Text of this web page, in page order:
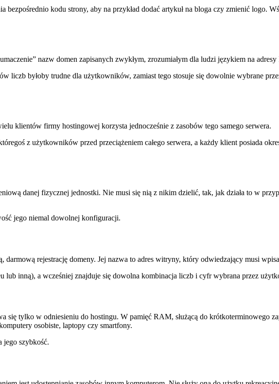
kodu strony, aby na przykład dodać artykuł na bloga czy zmienić logo.
nazw domen zapisanych zwykłym, zrozumiałym dla ludzi językiem na adresy
liczb byłoby trudne dla użytkowników, zamiast tego stosuje się dowolnie wybrane
klientów firmy hostingowej korzysta jednocześnie z zasobów tego samego serwera.
z użytkowników przed przeciążeniem całego serwera, a każdy klient posiada
danej fizycznej jednostki. Nie musi się nią z nikim dzielić, tak, jak działa to w
jego niemal dowolnej konfiguracji.
rejestrację domeny. Jej nazwa to adres witryny, który odwiedzający musi
lub inną), a wcześniej znajduje się dowolna kombinacja liczb i cyfr wybrana przez
się tylko w odniesieniu do hostingu. W pamięć RAM, służącą do krótkoterminowego
osobiste, laptopy czy smartfony.
jego szybkość.